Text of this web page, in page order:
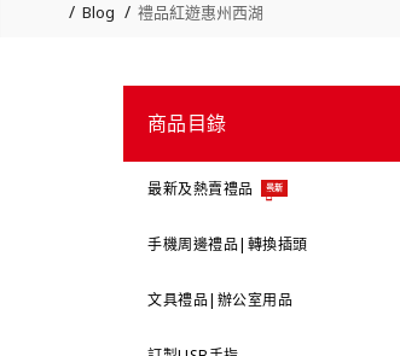
Blog 禮品紅遊惠州西湖
商品目錄
最新及熱賣禮品 最新
手機周邊禮品|轉換插頭
文具禮品|辦公室用品